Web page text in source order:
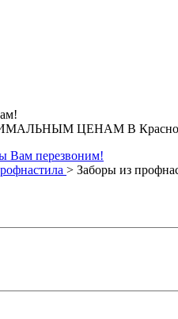
ЦЕНАМ В
Вам перезвоним!
> Заборы из